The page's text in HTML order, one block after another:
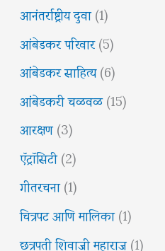
आनंतर्राष्ट्रीय दुवा(1)
आंबेडकर परिवार(5)
आंबेडकर साहित्य(6)
आंबेडकरी चळवळ(15)
आरक्षण(3)
ऍट्रॉसिटी(2)
गीतरचना(1)
चित्रपट आणि मालिका(1)
छत्रपती शिवाजी महाराज(1)